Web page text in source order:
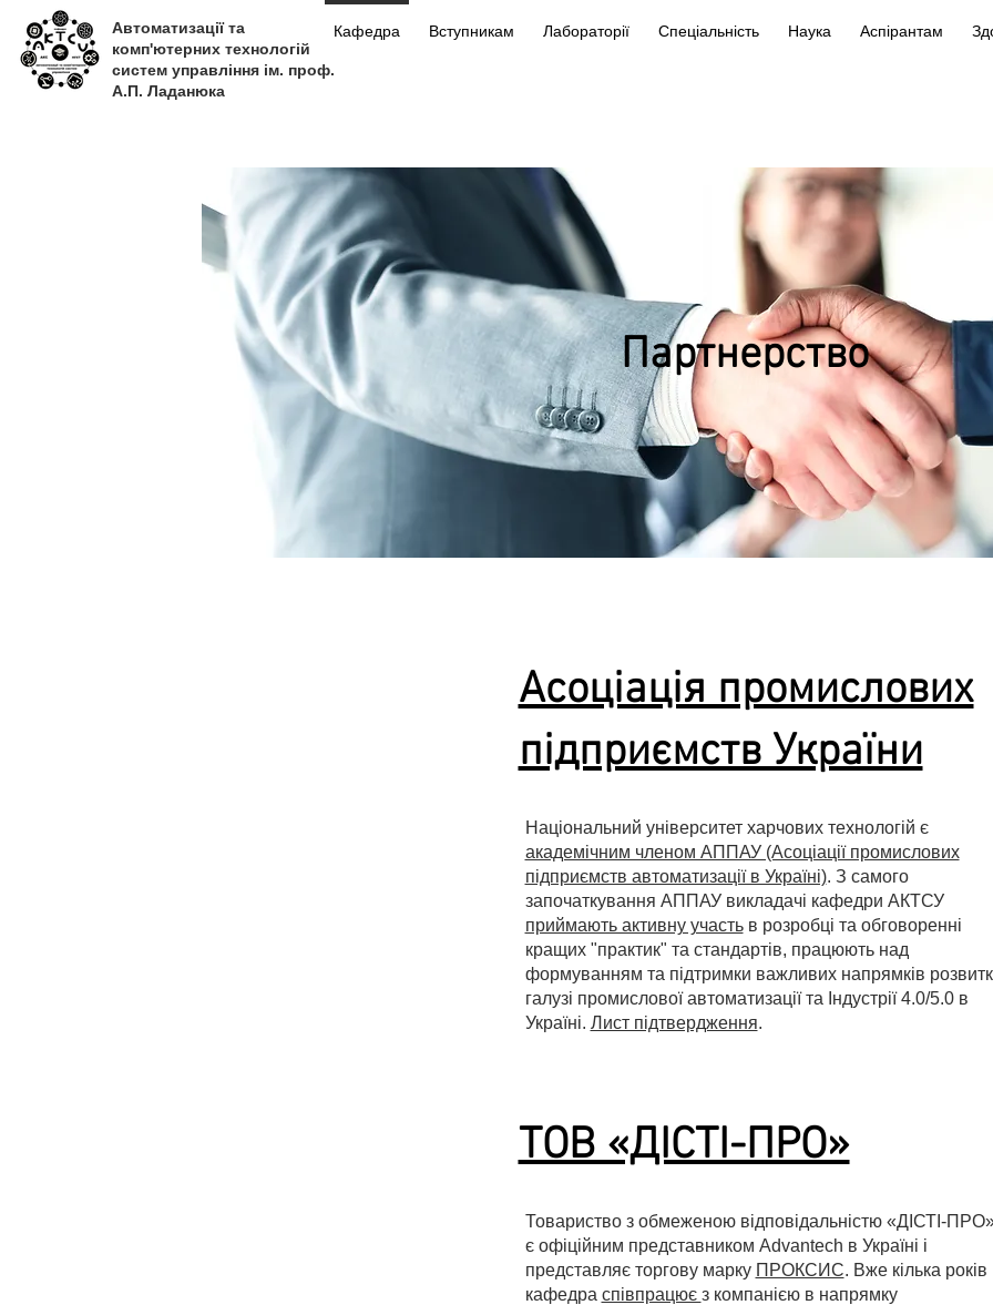
Автоматизації та
комп'ютерних технологій
систем управління ім. проф.
А.П. Ладанюка
Кафедра Вступникам Лабораторії Спеціальність Наука Аспірантам
Партнерство
Асоціація промислових
підприємств України
Національний університет харчових технологій є
академічним членом АППАУ (Асоціації промислових
підприємств автоматизації в Україні). З самого
започаткування АППАУ викладачі кафедри АКТСУ
приймають активну участьв розробці та обговоренні
кращих "практик" та стандартів, працюють над
формуванням та підтримки важливих напрямків
галузі промислової автоматизації та Індустрії 4.0/5.0 в
Україні. Лист підтвердження.
TOB «ДІСТІ-ПРО»
Товариство з обмеженою відповідальністю «ДІСТІ-
є офіційним представником Advantech в Україні і
представляє торгову марку ПРОКСИС. Вже кілька років
кафедра співпрацює з компанією в напрямку